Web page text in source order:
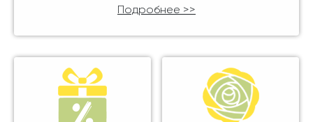
Подробнее >>